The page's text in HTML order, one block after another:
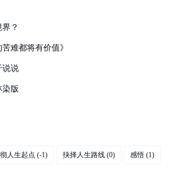
？
难都将有价值》
说说
染版
人生起点 (-1) 抉择人生路线 (0) 感悟 (1)